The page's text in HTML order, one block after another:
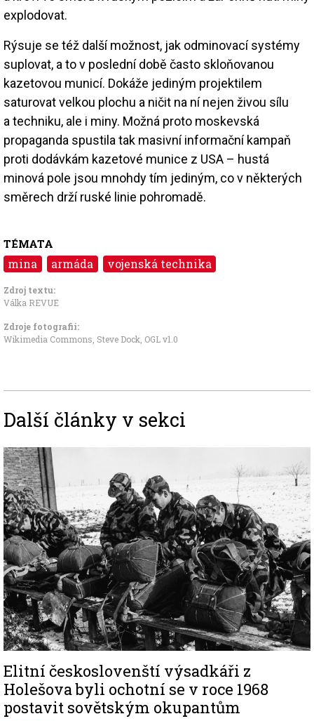
explodovat.
Rýsuje se též další možnost, jak odminovací systémy
suplovat, a to v poslední době často skloňovanou
kazetovou municí. Dokáže jediným projektilem
saturovat velkou plochu a ničit na ní nejen živou sílu
a techniku, ale i miny. Možná proto moskevská
propaganda spustila tak masivní informační kampaň
proti dodávkám kazetové munice z USA – hustá
minová pole jsou mnohdy tím jediným, co v některých
směrech drží ruské linie pohromadě.
TÉMATA
mina armáda vojenská technika
Zdroj textu:
Válka REVUE
Zdroje fotografii:
Wikimedia Commons, Steve Dock OGL v1.0
Další články v sekci
Image
Elitní českoslovenští výsadkáři z
Holešova byli ochotní se v roce 1968
postavit sovětským okupantům